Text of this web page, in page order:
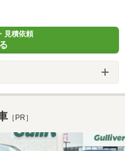
見積依頼
［PR］